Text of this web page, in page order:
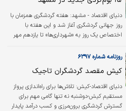
دنیای اقتصاد - مشهد: هفته گردشگری همزمان با
روز جهانی گردشگری آغاز شد و این هفته با
اختصاص یک روز به «شهرداری‌ها» تا یازدهم مهر
روزنامه شماره ۶۳۹۷
کیش مقصد گردشگران تاجیک
دنیای اقتصاد-کیش: تلاش‌ها برای راه‌اندازی پرواز
مستقیم کیش-دوشنبه نه تنها گامی مهم برای
گسترش گردشگری برون‌مرزی و کسب درآمد پایدار